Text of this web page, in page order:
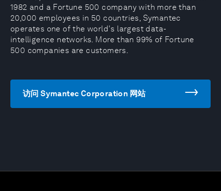
1982 and a Fortune 500 company with more than
20,000 employees in 50 countries, Symantec
operates one of the world's largest data-
intelligence networks. More than 99% of Fortune
500 companies are customers.
访问 Symantec Corporation 网站